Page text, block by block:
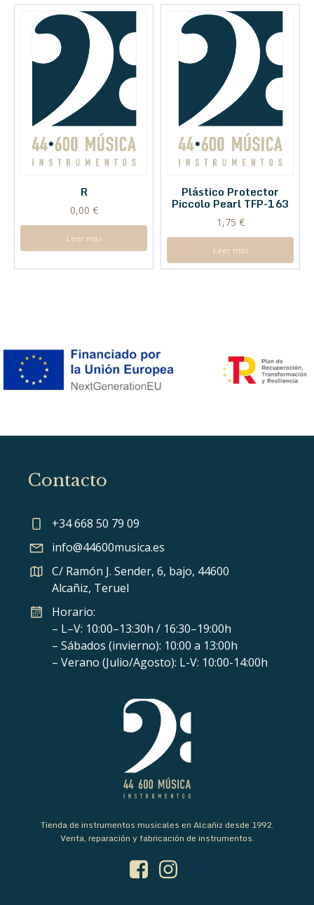
R
0,00 €
Leer más
Plástico Protector
Piccolo Pearl TFP-163
1,75 €
Leer más
Contacto
+34 668 50 79 09
info@44600musica.es
C/ Ramón J. Sender, 6, bajo, 44600
Alcañiz, Teruel
Horario:
– L–V: 10:00–13:30h / 16:30–19:00h
– Sábados (invierno): 10:00 a 13:00h
– Verano (Julio/Agosto): L-V: 10:00-14:00h
Tienda de instrumentos musicales en Alcañiz desde 1992.
Venta, reparación y fabricación de instrumentos.